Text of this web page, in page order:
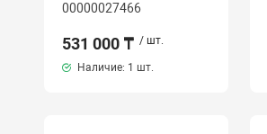
00000027466
531 000 ₸ / шт.
Наличие: 1 шт.